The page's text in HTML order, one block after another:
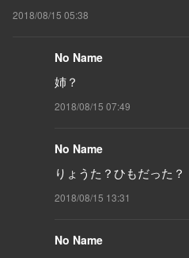
2018/08/15 05:38
No Name
姉？
2018/08/15 07:49
No Name
りょうた？ひもだった？
2018/08/15 13:31
No Name